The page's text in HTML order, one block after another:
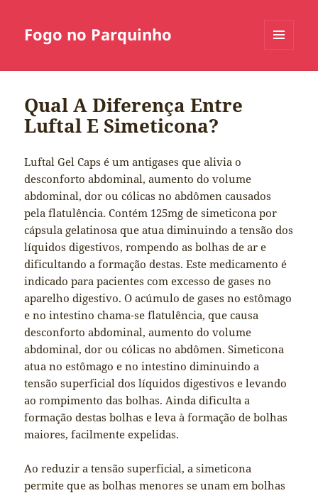
Fogo no Parquinho
Qual A Diferença Entre
Luftal E Simeticona?
Luftal Gel Caps é um antigases que alivia o
desconforto abdominal, aumento do volume
abdominal, dor ou cólicas no abdômen causados
pela flatulência. Contém 125mg de simeticona por
cápsula gelatinosa que atua diminuindo a tensão dos
líquidos digestivos, rompendo as bolhas de ar e
dificultando a formação destas. Este medicamento é
indicado para pacientes com excesso de gases no
aparelho digestivo. O acúmulo de gases no estômago
e no intestino chama-se flatulência, que causa
desconforto abdominal, aumento do volume
abdominal, dor ou cólicas no abdômen. Simeticona
atua no estômago e no intestino diminuindo a
tensão superficial dos líquidos digestivos e levando
ao rompimento das bolhas. Ainda dificulta a
formação destas bolhas e leva à formação de bolhas
maiores, facilmente expelidas.
Ao reduzir a tensão superficial, a simeticona
permite que as bolhas menores se unam em bolhas